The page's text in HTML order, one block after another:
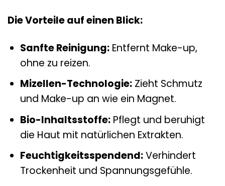
Die Vorteile auf einen Blick:
Sanfte Reinigung:Entfernt Make-up,
ohne zu reizen.
Mizellen-Technologie:Zieht Schmutz
und Make-up an wie ein Magnet.
Bio-Inhaltsstoffe:Pflegt und beruhigt
die Haut mit natürlichen Extrakten.
Feuchtigkeitsspendend:Verhindert
Trockenheit und Spannungsgefühle.